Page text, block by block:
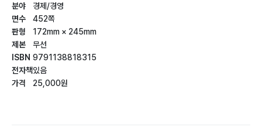
분야
면수
판형
제본
ISBN
전자책
가격
경제/경영
452쪽
172mm × 245mm
무선
9791138818315
있음
25,000원